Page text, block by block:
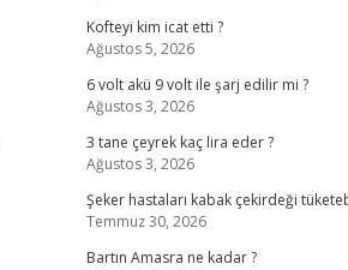
Kofteyi kim icat etti ?
Ağustos 5, 2026
6 volt akü 9 volt ile şarj edilir mi ?
Ağustos 3, 2026
3 tane çeyrek kaç lira eder ?
Ağustos 3, 2026
Şeker hastaları kabak çekirdeği
Temmuz 30, 2026
Bartın Amasra ne kadar ?